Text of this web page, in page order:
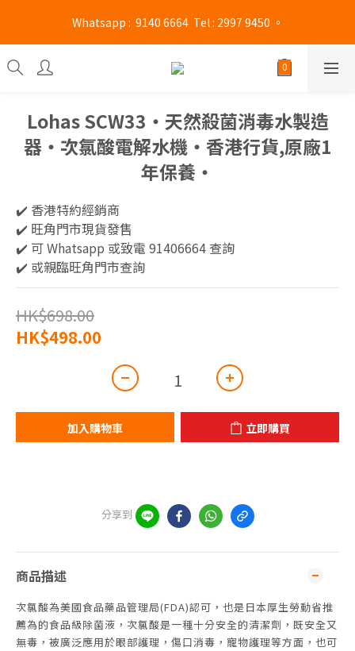
旺角門市營業時間 : (星期一至六 13:00 - 21:00 / 星期日及公眾假期
13:00 - 19:00)
Whatsapp :  9140 6664  Tel : 2997 9450 。
旺角門市營業時間 : (星期一至六 13:00 - 21:00 / 星期日及公眾假期
13:00 - 19:00)
Lohas SCW33‧天然殺菌消毒水製造
器‧次氯酸電解水機‧香港行貨,原廠1
年保養‧
✔️ 香港特約經銷商
✔️ 旺角門市現貨發售
✔️ 可 Whatsapp 或致電 91406664 查詢
✔️ 或親臨旺角門市查詢
HK$698.00
HK$498.00
加入購物車 立即購買
分享到
商品描述
次氯酸為美國食品藥品管理局(FDA)認可，也是日本厚生勞動省推
薦為的食品級除菌液，次氯酸是一種十分安全的清潔劑，既安全又
無毒，被廣泛應用於眼部護理，傷口消毒，寵物護理等方面，也可